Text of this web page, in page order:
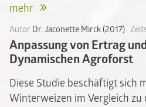
mehr
Autor Dr. Jaconette Mirck (2017)
Anpassung von Ertrag
Dynamischen Agroforst
Diese Studie beschäftigt sich
Winterweizen im Vergleich zu